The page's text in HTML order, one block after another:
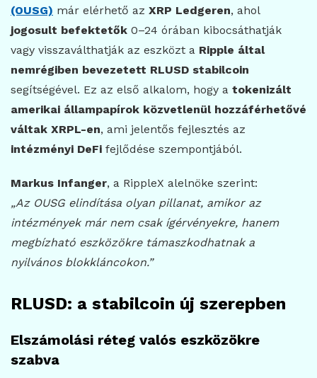
(OUSG) már elérhető az XRP Ledgeren, ahol
jogosult befektetők 0–24 órában kibocsáthatják
vagy visszaválthatják az eszközt a Ripple által
nemrégiben bevezetett RLUSD stabilcoin
segítségével. Ez az első alkalom, hogy a tokenizált
amerikai állampapírok közvetlenül hozzáférhetővé
váltak XRPL-en, ami jelentős fejlesztés az
intézményi DeFi fejlődése szempontjából.
Markus Infanger, a RippleX alelnöke szerint:
„Az OUSG elindítása olyan pillanat, amikor az
intézmények már nem csak ígérvényekre, hanem
megbízható eszközökre támaszkodhatnak a
nyilvános blokkláncokon.”
RLUSD: a stabilcoin új szerepben
Elszámolási réteg valós eszközökre
szabva